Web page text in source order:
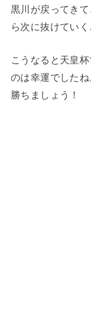
黒川が戻ってき
ら次に抜けてい
こうなると天皇
のは幸運でした
勝ちましょう！